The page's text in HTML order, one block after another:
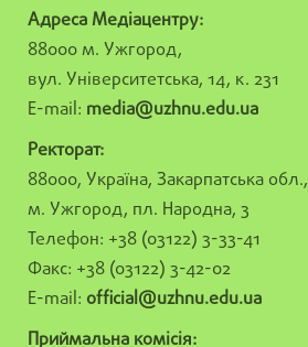
Адреса Медіацентру:
88000 м. Ужгород,
вул. Університетська, 14, к. 231
E-mail: media@uzhnu.edu.ua
Ректорат:
88000, Україна, Закарпатська обл.,
м. Ужгород, пл. Народна, 3
Телефон: +38 (03122) 3-33-41
Факс: +38 (03122) 3-42-02
E-mail: official@uzhnu.edu.ua
Приймальна комісія: